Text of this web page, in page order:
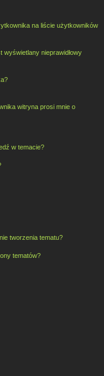
na liście użytkowników
wyświetlany nieprawidłowy
witryna prosi mnie o
w temacie?
tworzenia tematu?
tematów?